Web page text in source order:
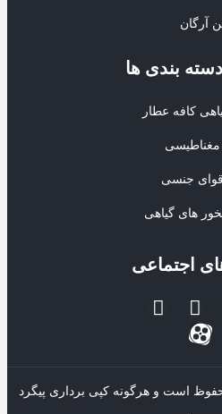
آرگان
بندی ها
کافه عطار
مغناطیسی
جنسی
های گیاهی
اجتماعی
است و هرگونه کپی برداری پیگرد